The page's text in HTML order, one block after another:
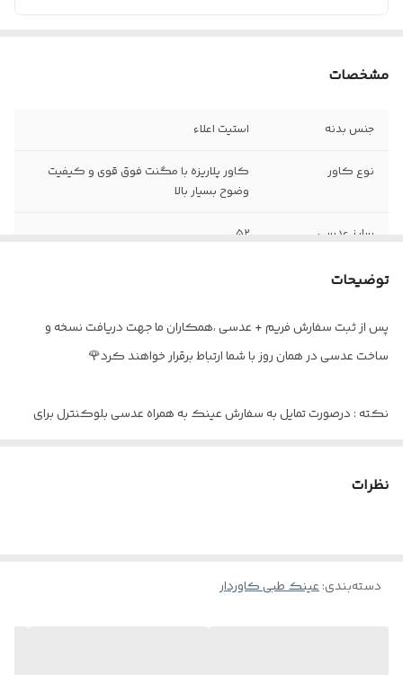
مشخصات
جنس بدنه استیت اعلاء
نوع کاور
کاور پلاریزه با مگنت فوق قوی و کیفیت
وضوح بسیار بالا
سایز عدسی ۵۲
جنس دسته
عینک مناسب آقایان و خانم ها
اقلام پکیج کامل برند RAYMOND
توضیحات
پس از ثبت سفارش فریم + عدسی ،همکاران ما جهت دریافت نسخه و
ساخت عدسی در همان روز با شما ارتباط برقرار خواهند کرد🌹
نکته : درصورت تمایل به سفارش عینک به همراه عدسی بلوکنترل برای
نظرات
دسته‌بندی:عینک طبی کاوردار